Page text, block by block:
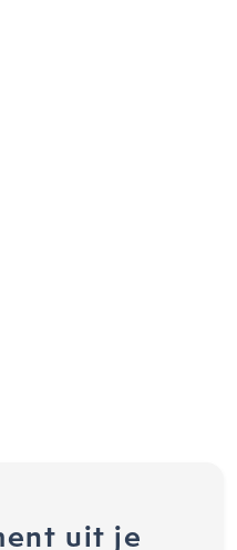
uit je